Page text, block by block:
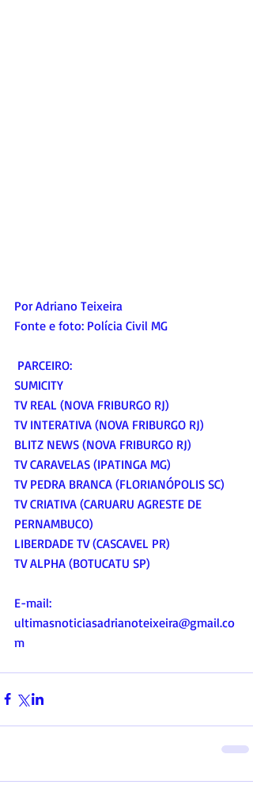
Por Adriano Teixeira
Fonte e foto: Polícia Civil MG
PARCEIRO:
SUMICITY
TV REAL (NOVA FRIBURGO RJ)
TV INTERATIVA (NOVA FRIBURGO RJ)
BLITZ NEWS (NOVA FRIBURGO RJ)
TV CARAVELAS (IPATINGA MG)
TV PEDRA BRANCA (FLORIANÓPOLIS SC)
TV CRIATIVA (CARUARU AGRESTE DE
PERNAMBUCO)
LIBERDADE TV (CASCAVEL PR)
TV ALPHA (BOTUCATU SP)
E-mail:
ultimasnoticiasadrianoteixeira@gmail.co
m